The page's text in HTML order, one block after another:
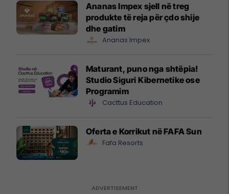
Ananas Impex sjell në treg
produkte të reja për çdo shije
dhe gatim
Ananas Impex
Maturant, puno nga shtëpia!
Studio Siguri Kibernetike ose
Programim
Cacttus Education
Oferta e Korrikut në FAFA Sun
Fafa Resorts